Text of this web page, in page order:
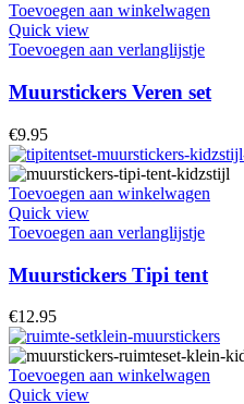
Toevoegen aan winkelwagen
Quick view
Toevoegen aan verlanglijstje
Muurstickers Veren set
€9.95
Toevoegen aan winkelwagen
Quick view
Toevoegen aan verlanglijstje
Muurstickers Tipi tent
€12.95
Toevoegen aan winkelwagen
Quick view